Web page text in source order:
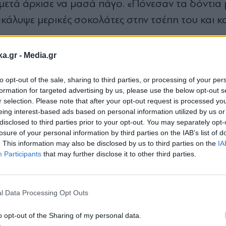
- Media.gr
opt-out of the sale, sharing to third parties, or processing of your
for targeted advertising by us, please use the below opt-out
selection. Please note that after your opt-out request is processed
interest-based ads based on personal information utilized by us
to third parties prior to your opt-out. You may separately
of your personal information by third parties on the IAB’s list of
This information may also be disclosed by us to third parties on the
Participants that may further disclose it to other third parties.
Data Processing Opt Outs
opt-out of the Sharing of my personal data.
άρχισε να μασά πάγο. «Πόνεσαν τα δόντια
μερικές σοκολάτες στην τσέπη του και
όπου παγιδεύτηκε για 2,5 ημέρες. Ωστόσο,
του έδωσε για πρώτη φορά την ελπίδα ότι θα
σχοινιά που τον βοήθησαν να κατεβεί πιο
αλλά ήταν αποφασισμένος να συνεχίσει.
Περπάτησα όλη τη νύχτα. Τότε, έφτασα
newsletter